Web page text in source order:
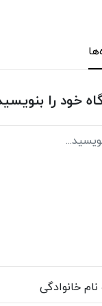
خود را
نام خانوادگی